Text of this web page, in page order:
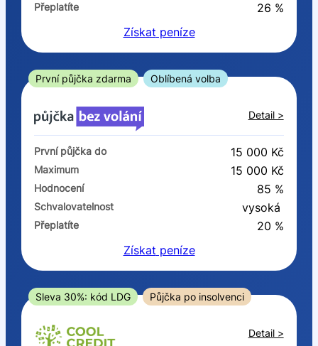
Ve zkušebce
ano
ne
V exekuci
ano
ne
Po insolvenci
V hotovosti
ano
Přeplatíte
26 %
Získat peníze
První půjčka zdarma Oblíbená volba
Detail >
První půjčka do 15 000 Kč
Maximum 15 000 Kč
Hodnocení 85 %
Schvalovatelnost vysoká
Přeplatíte
20 %
Získat peníze
Sleva 30%: kód LDG Půjčka po insolvenci
Detail >